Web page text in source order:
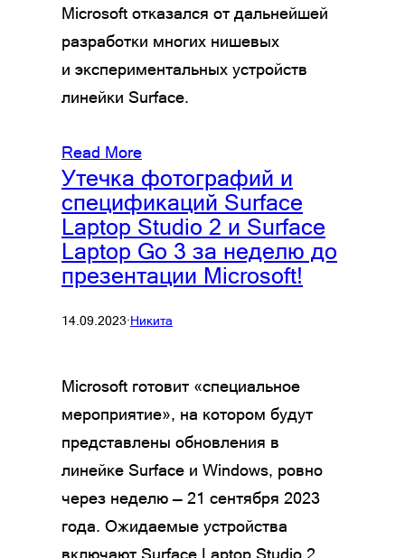
Microsoft отказался от дальнейшей
разработки многих нишевых
и экспериментальных устройств
линейки Surface.
Read More
Утечка фотографий и
спецификаций Surface
Laptop Studio 2 и Surface
Laptop Go 3 за неделю до
презентации Microsoft!
14.09.2023·Никита
Microsoft готовит «специальное
мероприятие», на котором будут
представлены обновления в
линейке Surface и Windows, ровно
через неделю — 21 сентября 2023
года. Ожидаемые устройства